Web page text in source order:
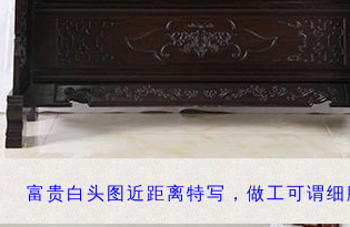
富贵白头图近距离特写，做工可谓细